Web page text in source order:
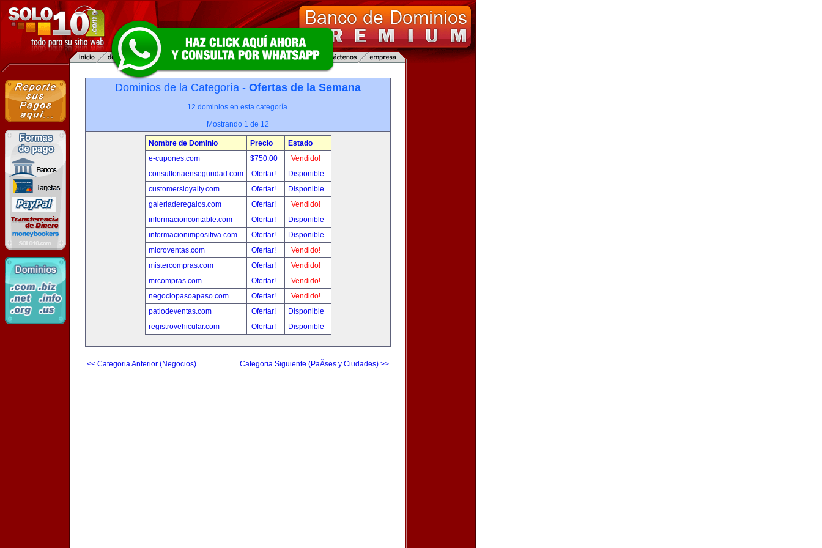
Dominios de la Categoría - Ofertas de la Semana
12 dominios en esta categoría.
Mostrando 1 de 12
Nombre de Dominio Precio
Estado
e-cupones.com
$750.00
Vendido!
consultoriaenseguridad.com
Ofertar!
Disponible
customersloyalty.com
Ofertar!
Disponible
galeriaderegalos.com
Ofertar!
Vendido!
informacioncontable.com
Ofertar!
Disponible
informacionimpositiva.com
Ofertar!
Disponible
microventas.com
Ofertar!
Vendido!
mistercompras.com
Ofertar!
Vendido!
mrcompras.com
Ofertar!
Vendido!
negociopasoapaso.com
Ofertar!
Vendido!
patiodeventas.com
Ofertar!
Disponible
registrovehicular.com
Ofertar! Disponible
<< Categoria Anterior (Negocios) Categoria Siguiente (PaÃ­ses y Ciudades) >>